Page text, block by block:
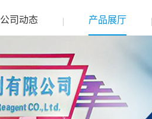
公司动态 产品展厅